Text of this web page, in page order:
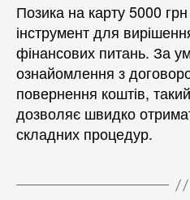
Позика на карту 5000
інструмент для
фінансових питань. За
ознайомлення з
повернення коштів,
дозволяє швидко
складних процедур.